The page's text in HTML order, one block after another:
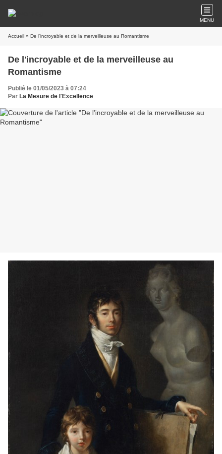
MENU
Accueil » De l'incroyable et de la merveilleuse au Romantisme
De l'incroyable et de la merveilleuse au
Romantisme
Publié le 01/05/2023 à 07:24
Par La Mesure de l'Excellence